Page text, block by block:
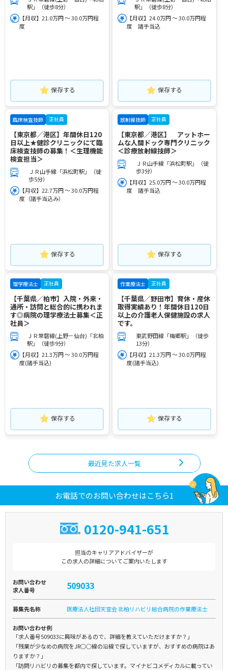
駅」（徒歩8分）
【月収】21.0万円 ～ 30.0万円程
度
保存する
駅」（徒歩8分）
【月収】24.0万円 ～ 30.0万円程
度 諸手当込
保存する
臨床検査技師 正社員
【東京都／港区】年間休日120
日以上★健診クリニックにて臨
床検査技師の募集！＜生理機能
検査担当＞
ＪＲ山手線「浜松町駅」（徒
歩5分）
【月収】22.7万円 ～ 30.0万円程
度（諸手当込み）
保存する
放射線技師 正社員
【東京都／港区】 アットホー
ムな人間ドック専門クリニック
＜診療放射線技師＞
ＪＲ山手線「浜松町駅」（徒
歩3分）
【月収】25.0万円 ～ 30.0万円程
度 諸手当込
保存する
理学療法士 正社員
【千葉県／柏市】入院・外来・
通所・訪問と総合的に携われま
す◎病院の理学療法士募集＜正
社員＞
ＪＲ常磐線(上野－仙台)「北柏
駅」（徒歩9分）
【月収】21.3万円 ～ 30.0万円程
度(諸手当込)
保存する
作業療法士 正社員
【千葉県／野田市】育休・産休
取得実績あり！年間休日120日
以上の介護老人保健施設の求人
です。
東武野田線「梅郷駅」（徒歩
13分）
【月収】21.3万円 ～ 30.0万円程
度(諸手当込)
保存する
最近見た求人一覧
お電話でのお問い合わせはこちら1
0120-941-651
担当のキャリアアドバイザーが
この求人の詳細についてご案内いたします
お問い合わせ
求人番号
509033
募集先名称 医療法人社団天宣会 北柏リハビリ総合病院の作業療法士
お問い合わせ例
「求人番号509033に興味があるので、詳細を教えていただけますか？」
「残業が少なめの病院をJR○○線の沿線で探していますが、おすすめの病院はあ
りますか？」
「訪問リハビリの募集を都内で探しています。マイナビコメディカルに載ってい